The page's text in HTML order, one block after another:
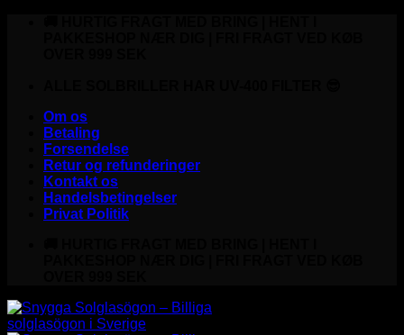
Om os
Betaling
Forsendelse
Retur og refunderinger
Kontakt os
Handelsbetingelser
Privat Politik